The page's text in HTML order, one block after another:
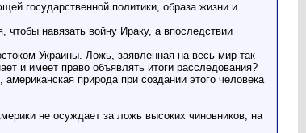
государственной политики, образа жизни и
навязать войну Ираку, а впоследствии
Украины. Ложь, заявленная на весь мир так
и имеет право объявлять итоги расследования?
природа при создании этого человека
не осуждает за ложь высоких чиновников, на